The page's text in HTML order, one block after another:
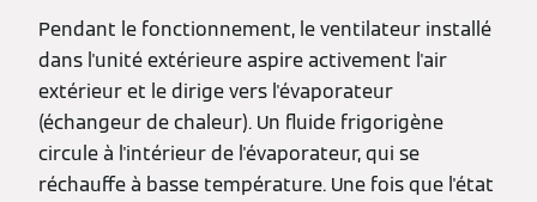
Pendant le fonctionnement, le ventilateur installé
dans l'unité extérieure aspire activement l'air
extérieur et le dirige vers l'évaporateur
(échangeur de chaleur). Un fluide frigorigène
circule à l'intérieur de l'évaporateur, qui se
réchauffe à basse température. Une fois que l'état